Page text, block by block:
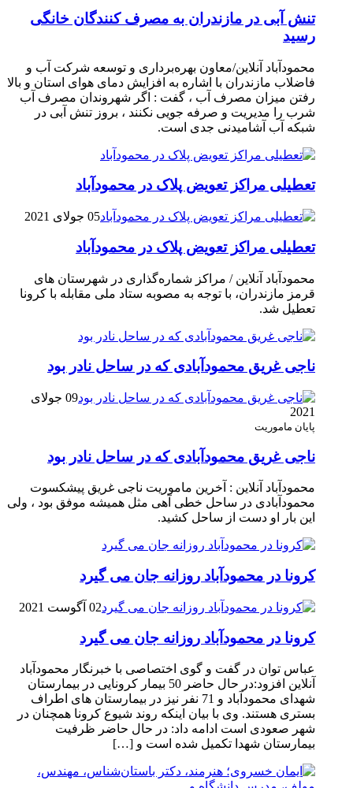
تنش آبی در مازندران به مصرف كنندگان خانگی
رسيد
محمودآباد آنلاین/معاون بهره‌برداری و توسعه شرکت آب و
فاضلاب مازندران با اشاره به افزایش دمای هوای استان و بالا
رفتن میزان مصرف آب ، گفت : اگر شهروندان مصرف آب
شرب را مدیریت و صرفه جویی نکنند ، بروز تنش آبی در
شبکه آب آشامیدنی جدی است.
تعطیلی مراکز تعویض پلاک در محمودآباد
05 جولای 2021
تعطیلی مراکز تعویض پلاک در محمودآباد
محمودآباد آنلاین / مراکز شماره‌گذاری در شهر‌ستان های
قرمز مازندران، با توجه به مصوبه ستاد ملی مقابله با کرونا
تعطیل شد.
ناجی غریق محمودآبادی که در ساحل نادر بود
09 جولای
2021
پایان ماموریت
ناجی غریق محمودآبادی که در ساحل نادر بود
محمودآباد آنلاین : آخرین ماموریت ناجی غریق پیشکسوت
محمودآبادی در ساحل خطی آهی مثل همیشه موفق بود ، ولی
این بار او دست از ساحل کشید.
کرونا در محمودآباد روزانه جان می گیرد
02 آگوست 2021
کرونا در محمودآباد روزانه جان می گیرد
عباس توان در گفت و گوی اختصاصی با خبرنگار محمودآباد
آنلاین افزود:در حال حاضر 50 بیمار کرونایی در بیمارستان
شهدای محمودآباد و 71 نفر نیز در بیمارستان های اطراف
بستری هستند. وی با بیان اینکه روند شیوع کرونا همچنان در
شهر صعودی است ادامه داد: در حال حاضر ظرفیت
بیمارستان شهدا تکمیل شده است و […]